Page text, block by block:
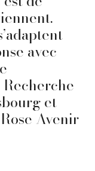
avec
et
Avenir